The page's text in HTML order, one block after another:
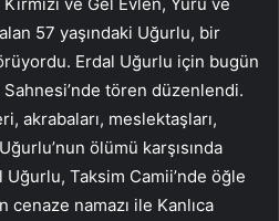
57 yaşındaki Uğurlu, bir
Erdal Uğurlu için bugün
Sahnesi’nde tören düzenlendi.
akrabaları, meslektaşları,
ölümü karşısında
Taksim Camii’nde öğle
cenaze namazı ile Kanlıca